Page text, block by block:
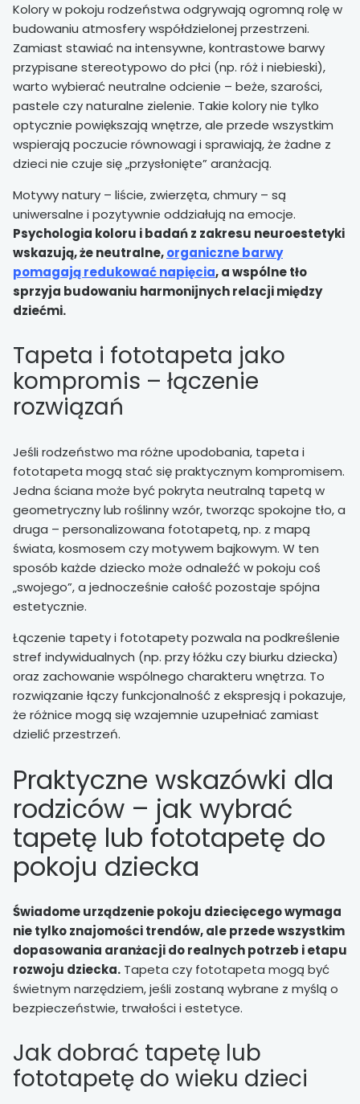
Kolory w pokoju rodzeństwa odgrywają ogromną rolę w
budowaniu atmosfery współdzielonej przestrzeni.
Zamiast stawiać na intensywne, kontrastowe barwy
przypisane stereotypowo do płci (np. róż i niebieski),
warto wybierać neutralne odcienie – beże, szarości,
pastele czy naturalne zielenie. Takie kolory nie tylko
optycznie powiększają wnętrze, ale przede wszystkim
wspierają poczucie równowagi i sprawiają, że żadne z
dzieci nie czuje się „przysłonięte” aranżacją.
Motywy natury – liście, zwierzęta, chmury – są
uniwersalne i pozytywnie oddziałują na emocje.
Psychologia koloru i badań z zakresu neuroestetyki
wskazują, że neutralne,organiczne barwy
pomagają redukować napięcia, a wspólne tło
sprzyja budowaniu harmonijnych relacji między
dziećmi.
Tapeta i fototapeta jako
kompromis – łączenie
rozwiązań
Jeśli rodzeństwo ma różne upodobania, tapeta i
fototapeta mogą stać się praktycznym kompromisem.
Jedna ściana może być pokryta neutralną tapetą w
geometryczny lub roślinny wzór, tworząc spokojne tło, a
druga – personalizowana fototapetą, np. z mapą
świata, kosmosem czy motywem bajkowym. W ten
sposób każde dziecko może odnaleźć w pokoju coś
„swojego”, a jednocześnie całość pozostaje spójna
estetycznie.
Łączenie tapety i fototapety pozwala na podkreślenie
stref indywidualnych (np. przy łóżku czy biurku dziecka)
oraz zachowanie wspólnego charakteru wnętrza. To
rozwiązanie łączy funkcjonalność z ekspresją i pokazuje,
że różnice mogą się wzajemnie uzupełniać zamiast
dzielić przestrzeń.
Praktyczne wskazówki dla
rodziców – jak wybrać
tapetę lub fototapetę do
pokoju dziecka
Świadome urządzenie pokoju dziecięcego wymaga
nie tylko znajomości trendów, ale przede wszystkim
dopasowania aranżacji do realnych potrzeb i etapu
rozwoju dziecka. Tapeta czy fototapeta mogą być
świetnym narzędziem, jeśli zostaną wybrane z myślą o
bezpieczeństwie, trwałości i estetyce.
Jak dobrać tapetę lub
fototapetę do wieku dzieci